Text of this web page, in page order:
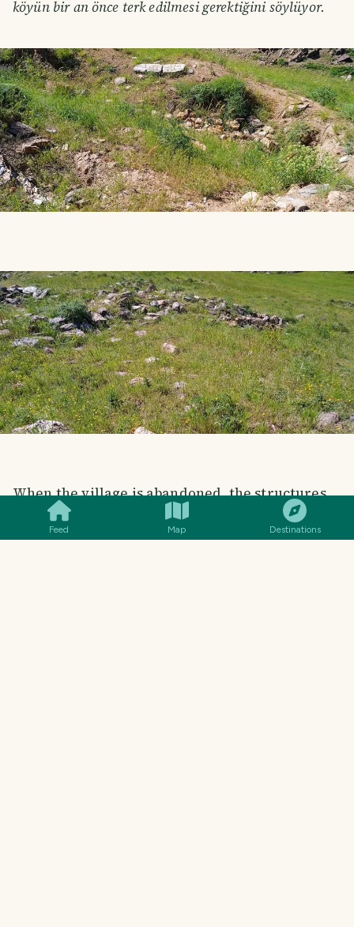
Feed Map Destinations
köyün bir an önce terk edilmesi gerektiğini söylüyor.
When the village is abandoned, the structures
that are not durable enough are demolished
after a while. After rain and snowfall,